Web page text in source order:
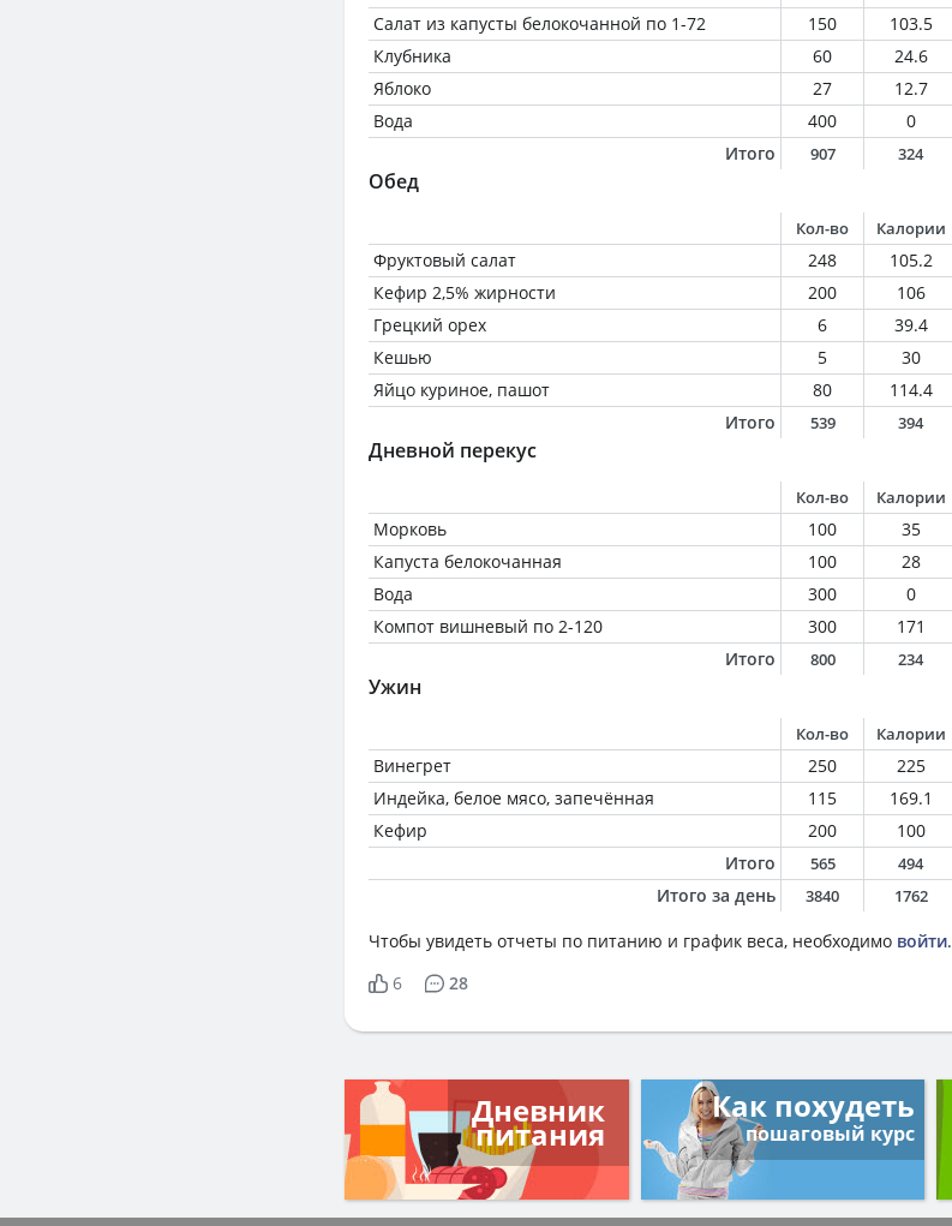
Салат из капусты белокочанной по 1-72
150 103.5
Клубника
60 24.6
Яблоко
27 12.7
Вода
400 0
Итого
907 324
Обед
Кол-во Калории
Фруктовый салат 248 105.2
Кефир 2,5% жирности
200 106
Грецкий орех
6 39.4
Кешью
5 30
Яйцо куриное, пашот
80 114.4
Итого
539 394
Дневной перекус
Кол-во Калории
Морковь 100 35
Капуста белокочанная
100 28
Вода
300 0
Компот вишневый по 2-120
300 171
Итого
800 234
Ужин
Кол-во Калории
Винегрет 250 225
Индейка, белое мясо, запечённая
115 169.1
Кефир
200 100
Итого
565 494
Итого за день 3840 1762
Чтобы увидеть отчеты по питанию и график веса, необходимо войти.
6
28
Дневник
питания
Как похудеть
пошаговый курс